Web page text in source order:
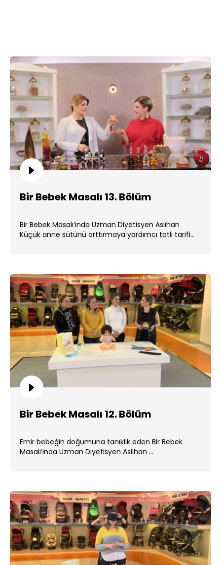
Bir Bebek Masalı 13. Bölüm
Bir Bebek Masalı’ında Uzman Diyetisyen Aslıhan
Küçük anne sütünü arttırmaya yardımcı tatlı tarifi
Bir Bebek Masalı 12. Bölüm
Emir bebeğin doğumuna tanıklık eden Bir Bebek
Masalı’ında Uzman Diyetisyen Aslıhan ...